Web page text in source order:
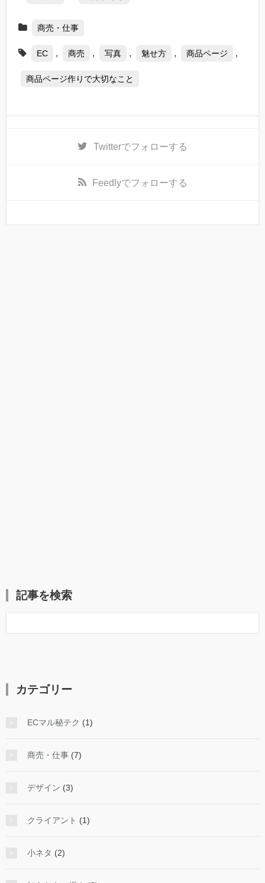
商売・仕事
EC , 商売 , 写真 , 魅せ方 , 商品ページ ,
商品ページ作りで大切なこと
Twitterでフォローする
Feedlyでフォローする
記事を検索
カテゴリー
ECマル秘テク (1)
商売・仕事 (7)
デザイン (3)
クライアント (1)
小ネタ (2)